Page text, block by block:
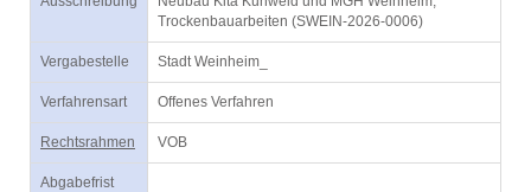
Trockenbauarbeiten (SWEIN-2026-0006)
Vergabestelle Stadt Weinheim_
Verfahrensart Offenes Verfahren
Rechtsrahmen VOB
Abgabefrist